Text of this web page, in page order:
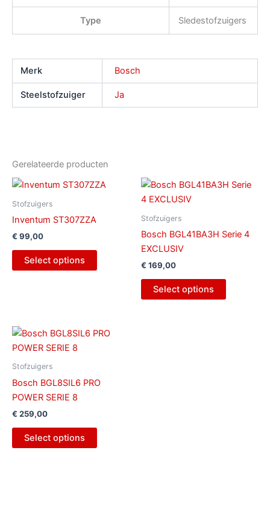
Type Sledestofzuigers
Merk Bosch
Steelstofzuiger Ja
Gerelateerde producten
Stofzuigers
Inventum ST307ZZA
€ 99,00
Select options
Stofzuigers
Bosch BGL41BA3H Serie 4
EXCLUSIV
€ 169,00
Select options
Stofzuigers
Bosch BGL8SIL6 PRO
POWER SERIE 8
€ 259,00
Select options